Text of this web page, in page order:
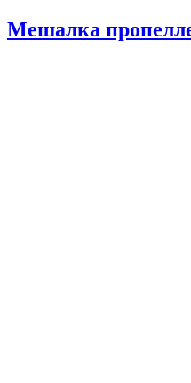
Мешалка